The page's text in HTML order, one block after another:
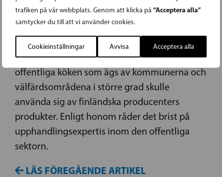
trafiken på vår webbplats. Genom att klicka på “Acceptera alla”
samtycker du till att vi använder cookies.
Cookieinställningar Avvisa Acceptera alla
Idag uppmärksammas den Finländska matens
dag. SFP:s vice ordförande och
riksdagsledamot Henrik Wickström vill att de
offentliga köken som ägs av kommunerna och
välfärdsområdena i större grad skulle
använda sig av finländska producenters
produkter. Enligt honom råder det brist på
upphandlingsexpertis inom den offentliga
sektorn.
LÄS FÖREGÅENDE ARTIKEL